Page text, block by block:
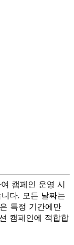
캠페인 운영 시
다. 모든 날짜는
특정 기간에만
캠페인에 적합합